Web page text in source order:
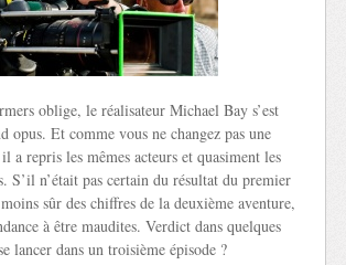
oblige, le réalisateur Michael Bay s’est
opus. Et comme vous ne changez pas une
a repris les mêmes acteurs et quasiment les
S’il n’était pas certain du résultat du premier
sûr des chiffres de la deuxième aventure,
à être maudites. Verdict dans quelques
lancer dans un troisième épisode ?